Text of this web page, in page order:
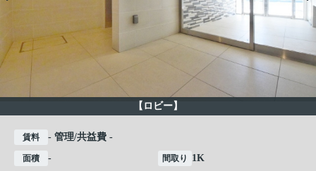
【ロビー】
賃料 - 管理/共益費 -
面積 - 間取り 1K